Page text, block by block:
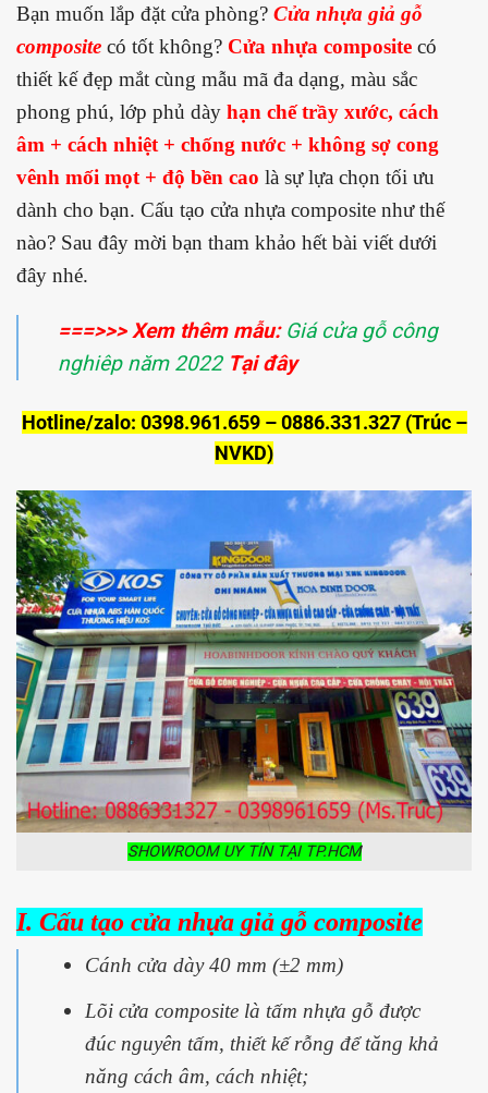
Bạn muốn lắp đặt cửa phòng? Cửa nhựa giả gỗ
composite có tốt không? Cửa nhựa composite có
thiết kế đẹp mắt cùng mẫu mã đa dạng, màu sắc
phong phú, lớp phủ dày hạn chế trầy xước, cách
âm + cách nhiệt + chống nước + không sợ cong
vênh mối mọt + độ bền cao là sự lựa chọn tối ưu
dành cho bạn. Cấu tạo cửa nhựa composite như thế
nào? Sau đây mời bạn tham khảo hết bài viết dưới
đây nhé.
===>>> Xem thêm mẫu: Giá cửa gỗ công
nghiêp năm 2022 Tại đây
Hotline/zalo: 0398.961.659 – 0886.331.327 (Trúc –
NVKD)
SHOWROOM UY TÍN TẠI TP.HCM
I. Cấu tạo cửa nhựa giả gỗ composite
Cánh cửa dày 40 mm (±2 mm)
Lõi cửa composite là tấm nhựa gỗ được
đúc nguyên tấm, thiết kế rỗng để tăng khả
năng cách âm, cách nhiệt;